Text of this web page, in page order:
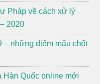
Pháp về cách xử lý
2020
– những điểm mấu chốt
Hàn Quốc online mới